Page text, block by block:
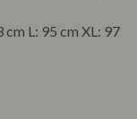
cm L: 95 cm XL: 97